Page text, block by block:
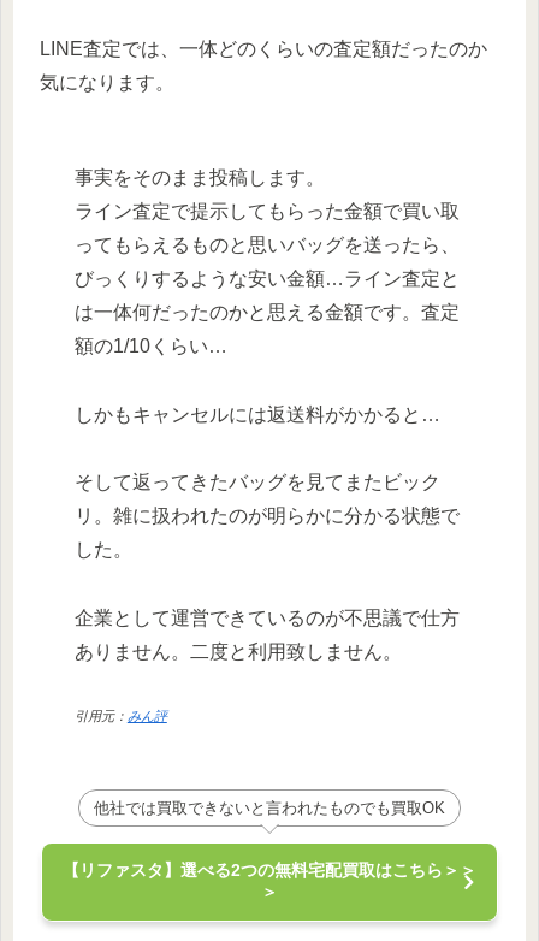
LINE査定では、一体どのくらいの査定額だったのか
気になります。
事実をそのまま投稿します。
ライン査定で提示してもらった金額で買い取
ってもらえるものと思いバッグを送ったら、
びっくりするような安い金額…ライン査定と
は一体何だったのかと思える金額です。査定
額の1/10くらい…
しかもキャンセルには返送料がかかると…
そして返ってきたバッグを見てまたビック
リ。雑に扱われたのが明らかに分かる状態で
した。
企業として運営できているのが不思議で仕方
ありません。二度と利用致しません。
引用元： みん評
他社では買取できないと言われたものでも買取OK
【リファスタ】選べる2つの無料宅配買取はこちら＞＞
＞